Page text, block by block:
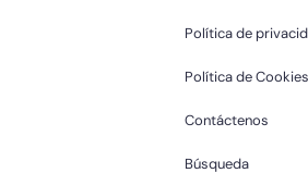
Política de
Política de Cookies
Contáctenos
Búsqueda